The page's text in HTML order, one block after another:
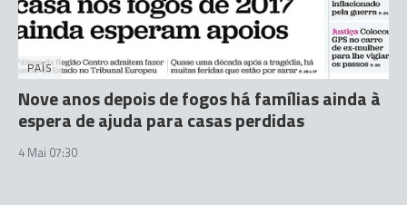
PAÍS
Nove anos depois de fogos há famílias ainda à
espera de ajuda para casas perdidas
4 Mai 07:30